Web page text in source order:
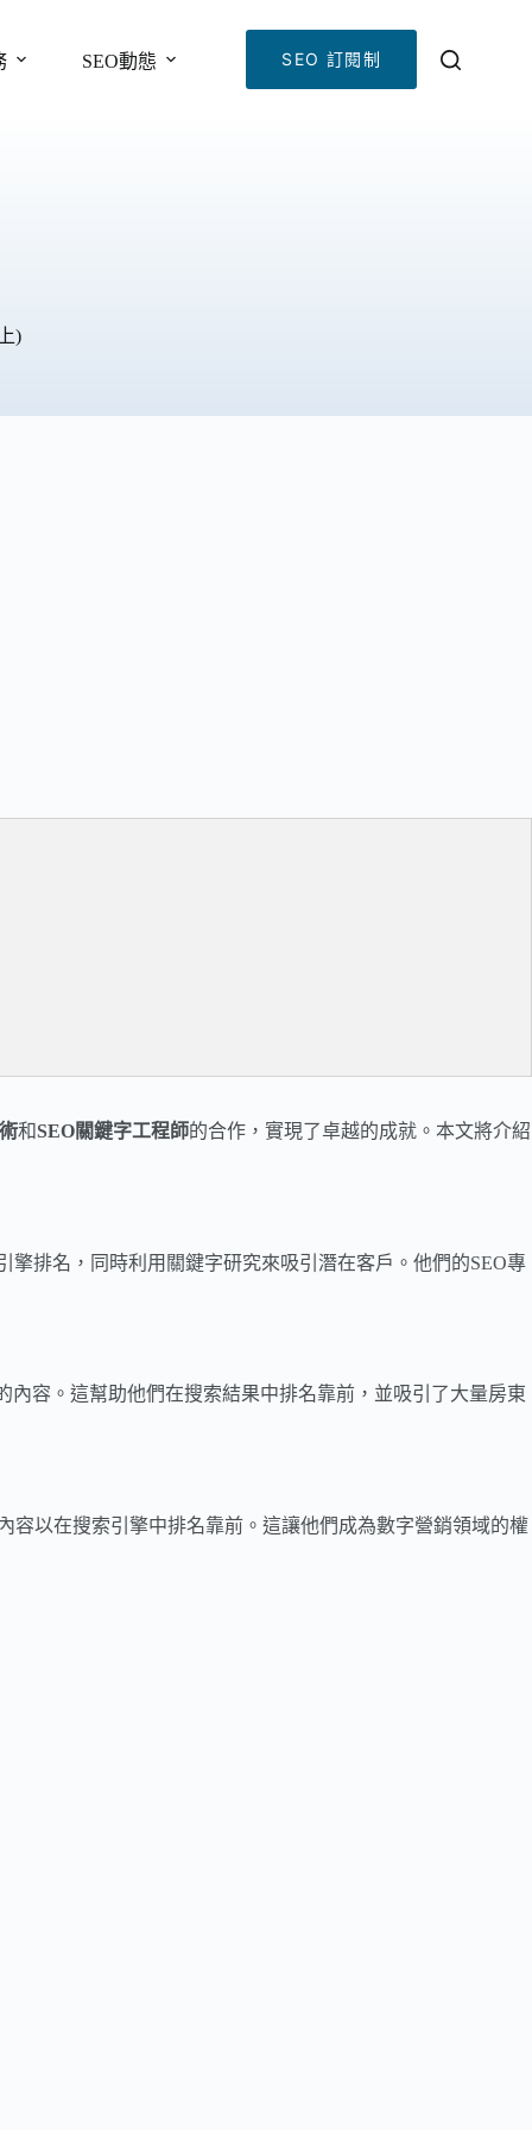
SEO動態 SEO 訂閱制
)
和SEO關鍵字工程師的合作，實現了卓越的成就。本文將介紹
擎排名，同時利用關鍵字研究來吸引潛在客戶。他們的SEO專
容。這幫助他們在搜索結果中排名靠前，並吸引了大量房東
容以在搜索引擎中排名靠前。這讓他們成為數字營銷領域的權